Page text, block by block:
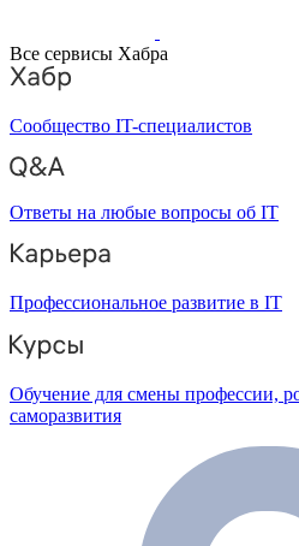
Все сервисы Хабра
Сообщество IT-специалистов
Ответы на любые вопросы об IT
Профессиональное развитие в IT
Обучение для смены профессии,
саморазвития